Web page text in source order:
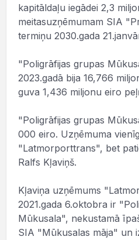
kapitāldaļu iegādei 2,3
meitasuzņēmumam SIA
termiņu 2030.gada
"Poligrāfijas grupas
2023.gadā bija 16,766
guva 1,436 miljonu eiro
"Poligrāfijas grupas
000 eiro. Uzņēmuma
"Latmorporttrans", bet
Ralfs Kļaviņš.
Kļaviņa uzņēmums
2021.gada 6.oktobra ir
Mūkusala", nekustamā
SIA "Mūkusalas māja" un